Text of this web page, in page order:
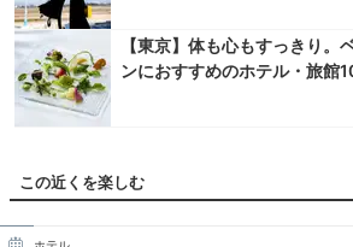
【東京】体も心もすっきり。
ンにおすすめのホテル・旅館
この近くを楽しむ